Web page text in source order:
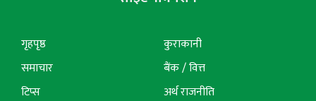
गृहपृष्ठ
समाचार
टिप्स
कुराकानी
बैंक / वित्त
अर्थ राजनीति